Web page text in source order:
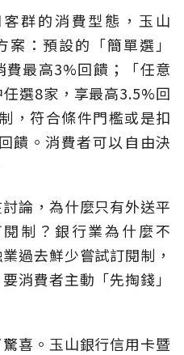
群的消費型態，玉山
：預設的「簡單選」
最高3%回饋；「任意
選8家，享最高3.5%回
，符合條件門檻或是扣
饋。消費者可以自由決
論，為什麼只有外送平
制？銀行業為什麼不
過去鮮少嘗試訂閱制，
消費者主動「先掏錢」
喜。玉山銀行信用卡暨